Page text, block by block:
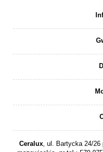
Ceralux , ul. Bartycka 24/